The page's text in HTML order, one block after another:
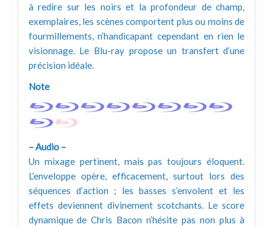
à redire sur les noirs et la profondeur de champ,
exemplaires, les scènes comportent plus ou moins de
fourmillements, n’handicapant cependant en rien le
visionnage. Le Blu-ray propose un transfert d’une
précision idéale.
Note
– Audio –
Un mixage pertinent, mais pas toujours éloquent.
L’enveloppe opère, efficacement, surtout lors des
séquences d’action ; les basses s’envolent et les
effets deviennent divinement scotchants. Le score
dynamique de Chris Bacon n’hésite pas non plus à